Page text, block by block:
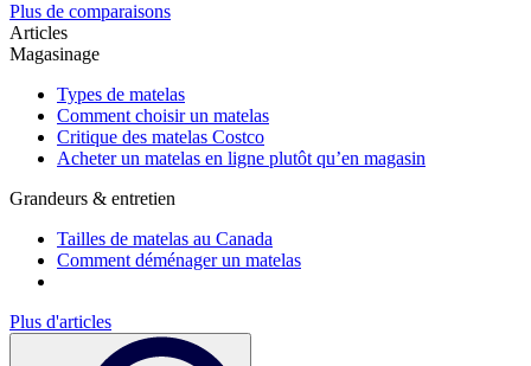
Plus de comparaisons
Articles
Magasinage
Types de matelas
Comment choisir un matelas
Critique des matelas Costco
Acheter un matelas en ligne plutôt qu’en magasin
Grandeurs & entretien
Tailles de matelas au Canada
Comment déménager un matelas
Plus d'articles